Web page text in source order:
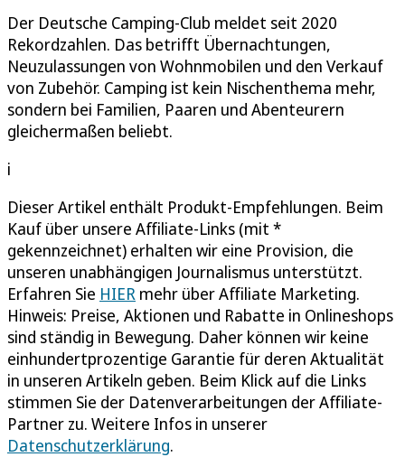
Der Deutsche Camping-Club meldet seit 2020
Rekordzahlen. Das betrifft Übernachtungen,
Neuzulassungen von Wohnmobilen und den Verkauf
von Zubehör. Camping ist kein Nischenthema mehr,
sondern bei Familien, Paaren und Abenteurern
gleichermaßen beliebt.
i
Dieser Artikel enthält Produkt-Empfehlungen. Beim
Kauf über unsere Affiliate-Links (mit *
gekennzeichnet) erhalten wir eine Provision, die
unseren unabhängigen Journalismus unterstützt.
Erfahren Sie HIER mehr über Affiliate Marketing.
Hinweis: Preise, Aktionen und Rabatte in Onlineshops
sind ständig in Bewegung. Daher können wir keine
einhundertprozentige Garantie für deren Aktualität
in unseren Artikeln geben. Beim Klick auf die Links
stimmen Sie der Datenverarbeitungen der Affiliate-
Partner zu. Weitere Infos in unserer
Datenschutzerklärung.